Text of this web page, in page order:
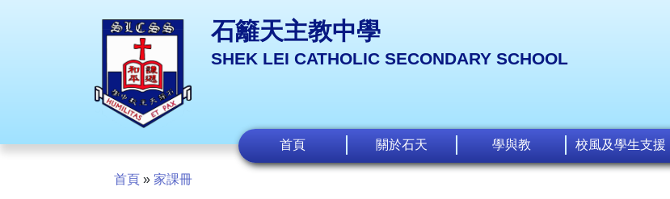
石籬天主教中學
SHEK LEI CATHOLIC SECONDARY SCHOOL
首頁 關於石天 學與教 校風及學生支援
首頁 » 家課冊